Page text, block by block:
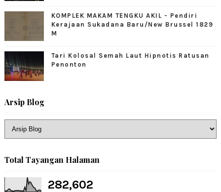
KOMPLEK MAKAM TENGKU AKIL - Pendiri
Kerajaan Sukadana Baru/New Brussel 1829
M
Tari Kolosal Semah Laut Hipnotis Ratusan
Penonton
Arsip Blog
Total Tayangan Halaman
282,602